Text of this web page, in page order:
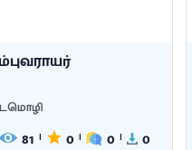
81 | 0 | 0 | 0